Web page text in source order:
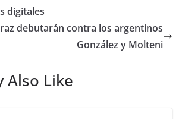
digitales
debutarán contra los argentinos
González y Molteni
Also Like